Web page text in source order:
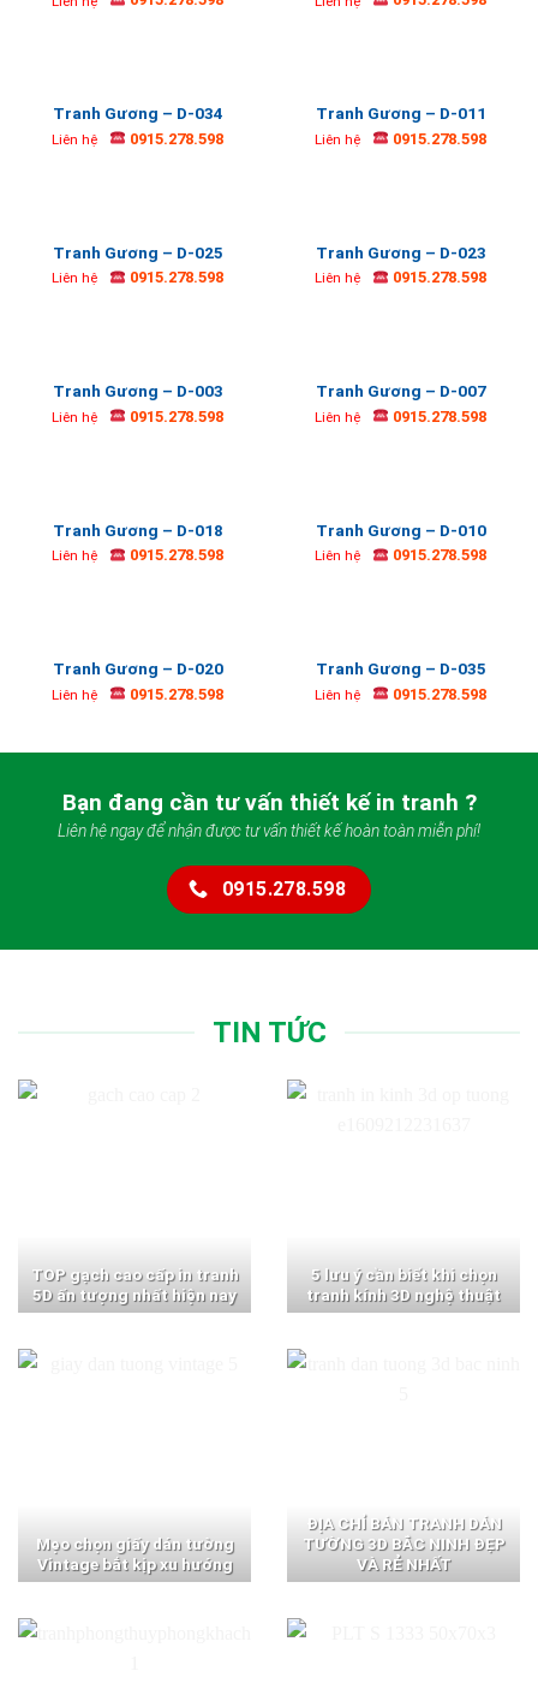
Tranh Gương – D-034
Liên hệ 0915.278.598
Tranh Gương – D-011
Liên hệ 0915.278.598
Tranh Gương – D-025
Liên hệ 0915.278.598
Tranh Gương – D-023
Liên hệ 0915.278.598
Tranh Gương – D-003
Liên hệ 0915.278.598
Tranh Gương – D-007
Liên hệ 0915.278.598
Tranh Gương – D-018
Liên hệ 0915.278.598
Tranh Gương – D-010
Liên hệ 0915.278.598
Tranh Gương – D-020
Liên hệ 0915.278.598
Tranh Gương – D-035
Liên hệ 0915.278.598
Bạn đang cần tư vấn thiết kế in tranh ?
Liên hệ ngay để nhận được tư vấn thiết kế hoàn toàn miễn phí!
0915.278.598
TIN TỨC
TOP gạch cao cấp in tranh
5D ấn tượng nhất hiện nay
5 lưu ý cần biết khi chọn
tranh kính 3D nghệ thuật
Mẹo chọn giấy dán tường
Vintage bắt kịp xu hướng
ĐỊA CHỈ BÁN TRANH DÁN
TƯỜNG 3D BẮC NINH ĐẸP
VÀ RẺ NHẤT